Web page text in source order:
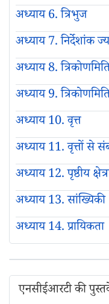
अध्याय 6. त्रिभुज
अध्याय 7. निर्देशांक
अध्याय 8.
अध्याय 9.
अध्याय 10. वृत्त
अध्याय 11. वृत्तों से
अध्याय 12. पृष्ठीय
अध्याय 13. सांख्यिकी
अध्याय 14. प्रायिकता
एनसीईआरटी की